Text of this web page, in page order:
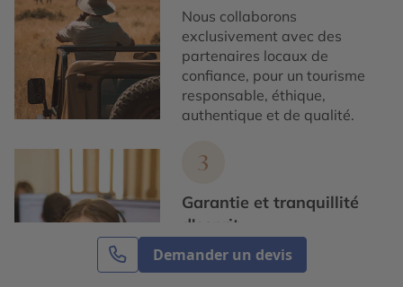
Demander un devis
Nous collaborons
exclusivement avec des
partenaires locaux de
confiance, pour un tourisme
responsable, éthique,
authentique et de qualité.
3
Garantie et tranquillité
d'esprit
Notre service de conciergerie
francophone est disponible,